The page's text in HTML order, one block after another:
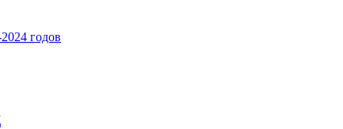
годов